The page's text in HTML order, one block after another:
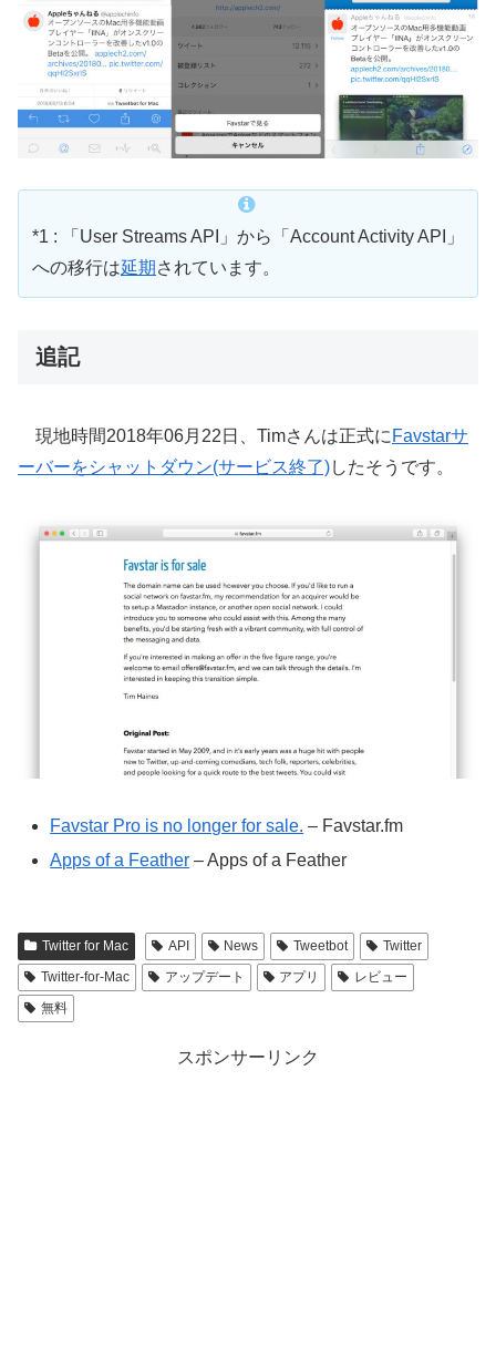
*1 : 「User Streams API」から「Account Activity API」
への移行は延期 されています。
追記
現地時間2018年06月22日、Timさんは正式に Favstarサ
ーバーをシャットダウン(サービス終了)したそうです。
Favstar Pro is no longer for sale. – Favstar.fm
Apps of a Feather – Apps of a Feather
Twitter for Mac API News Tweetbot
Twitter
Twitter-for-Mac
アップデート アプリ
レビュー
無料
スポンサーリンク